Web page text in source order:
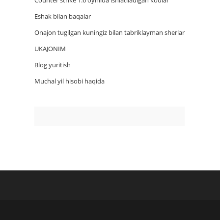
Eshak bilan baqalar
Onajon tugilgan kuningiz bilan tabriklayman sherlar
UKAJONIM
Blog yuritish
Muchal yil hisobi haqida